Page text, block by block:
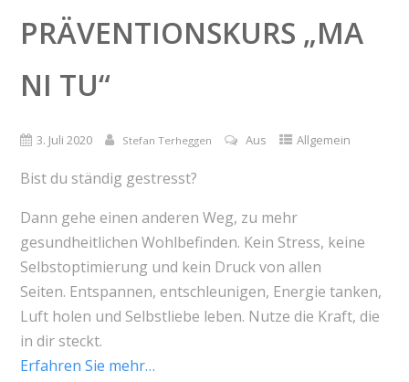
PRÄVENTIONSKURS „MA
NI TU“
3. Juli 2020 Stefan Terheggen Aus Allgemein
Bist du ständig gestresst?
Dann gehe einen anderen Weg, zu mehr
gesundheitlichen Wohlbefinden. Kein Stress, keine
Selbstoptimierung und kein Druck von allen
Seiten. Entspannen, entschleunigen, Energie tanken,
Luft holen und Selbstliebe leben. Nutze die Kraft, die
in dir steckt.
Erfahren Sie mehr…